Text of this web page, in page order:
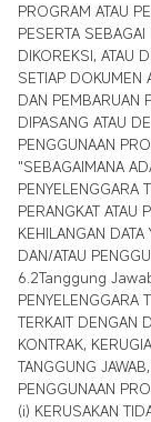
PROGRAM ATAU
PESERTA
DIKOREKSI, ATAU
SETIAP DOKUMEN
DAN PEMBARUAN
DIPASANG ATAU
PENGGUNAAN
"SEBAGAIMANA
PENYELENGGARA
PERANGKAT ATAU
KEHILANGAN
DAN/ATAU
6.2Tanggung
PENYELENGGARA
TERKAIT DENGAN
KONTRAK,
TANGGUNG
PENGGUNAAN
(i) KERUSAKAN